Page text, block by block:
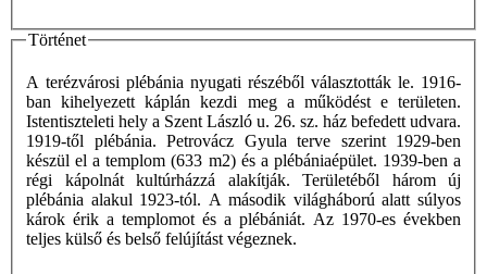
Történet
A terézvárosi plébánia nyugati részéből választották le. 1916-
ban kihelyezett káplán kezdi meg a működést e területen.
Istentiszteleti hely a Szent László u. 26. sz. ház befedett udvara.
1919-től plébánia. Petrovácz Gyula terve szerint 1929-ben
készül el a templom (633 m2) és a plébániaépület. 1939-ben a
régi kápolnát kultúrházzá alakítják. Területéből három új
plébánia alakul 1923-tól. A második világháború alatt súlyos
károk érik a templomot és a plébániát. Az 1970-es években
teljes külső és belső felújítást végeznek.